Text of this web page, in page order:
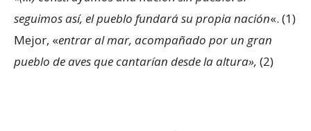
seguimos así, el pueblo fundará su propia nación«. (1)
Mejor, «entrar al mar, acompañado por un gran
pueblo de aves que cantarían desde la altura», (2)